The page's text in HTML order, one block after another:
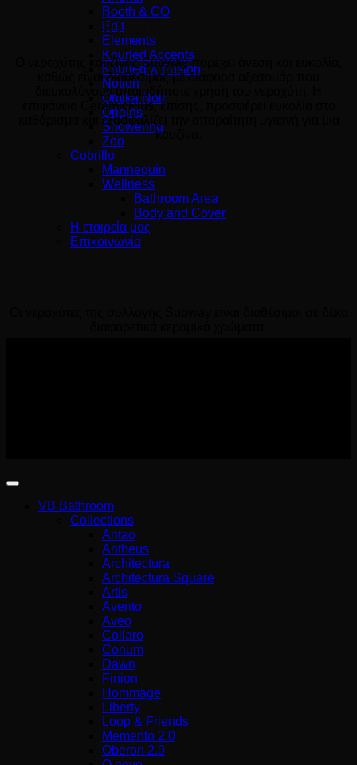
Booth & CO
Edit
Elements
Knurled Accents
Knurled X Fusion
Notion
Omika Noir
Origins
Showering
Zoo
Cobrillo
Mannequin
Wellness
Bathroom Area
Body and Cover
Η εταιρεία μας
Επικοινωνία
Maximum functionality
Ο νεροχύτης κουζίνας Subway παρέχει άνεση και ευκολία,
καθώς είναι διαθέσιμος με διάφορα αξεσουάρ που
διευκολύνουν οποιαδήποτε χρήση του νεροχύτη. Η
επιφάνεια CeramicPlus, επίσης, προσφέρει ευκολία στο
καθάρισμα και εξασφαλίζει την απαραίτητη υγιεινή για μια
κουζίνα.
VB Bathroom
Collections
Antao
Antheus
Architectura
Architectura Square
Artis
Avento
Aveo
Collaro
Conum
Dawn
Finion
Hommage
Liberty
Loop & Friends
Memento 2.0
Oberon 2.0